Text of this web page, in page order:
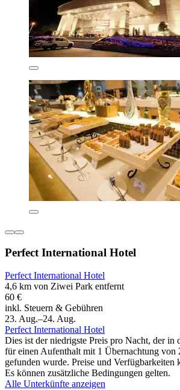
Perfect International Hotel
Perfect International Hotel
4,6 km von Ziwei Park entfernt
60 €
inkl. Steuern & Gebühren
23. Aug.–24. Aug.
Perfect International Hotel
Dies ist der niedrigste Preis pro Nacht, der in
für einen Aufenthalt mit 1 Übernachtung von
gefunden wurde. Preise und Verfügbarkeiten
Es können zusätzliche Bedingungen gelten.
Alle Unterkünfte anzeigen